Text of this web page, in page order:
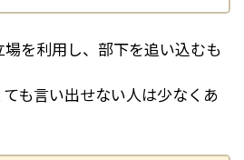
を利用し、部下を追い込むも
も言い出せない人は少なくあ